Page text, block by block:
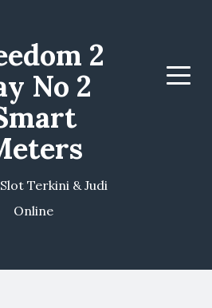
2
No 2
Terkini & Judi
Online
Menu